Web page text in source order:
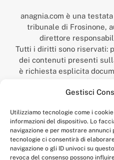
Gestisci
Utilizziamo tecnologie come i
informazioni del dispositivo. Lo
navigazione e per mostrare
tecnologie ci consentirà di
navigazione o gli ID univoci su
revoca del consenso possono
anagnia.com è una
tribunale di Frosinone,
direttore
Tutti i diritti sono riservati:
dei contenuti presenti
è richiesta esplicita
della
“Anagnia” è un marchio
num. registrazione:
Per contatti: